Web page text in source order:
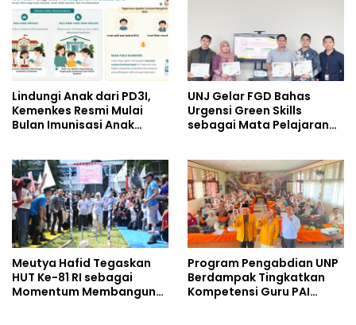
Lindungi Anak dari PD3I,
Kemenkes Resmi Mulai
Bulan Imunisasi Anak
UNJ Gelar FGD Bahas
Urgensi Green Skills
sebagai Mata Pelajaran
Perhotelan, dan UPW
Meutya Hafid Tegaskan
HUT Ke-81 RI sebagai
Momentum Membangun
Program Pengabdian UNP
Berdampak Tingkatkan
Kompetensi Guru PAI